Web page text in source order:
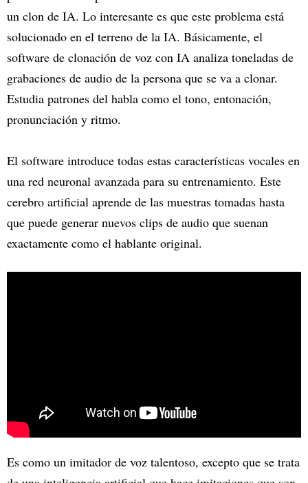
un clon de IA. Lo interesante es que este problema está
solucionado en el terreno de la IA. Básicamente, el
software de clonación de voz con IA analiza toneladas de
grabaciones de audio de la persona que se va a clonar.
Estudia patrones del habla como el tono, entonación,
pronunciación y ritmo.
El software introduce todas estas características vocales en
una red neuronal avanzada para su entrenamiento. Este
cerebro artificial aprende de las muestras tomadas hasta
que puede generar nuevos clips de audio que suenan
exactamente como el hablante original.
Es como un imitador de voz talentoso, excepto que se trata